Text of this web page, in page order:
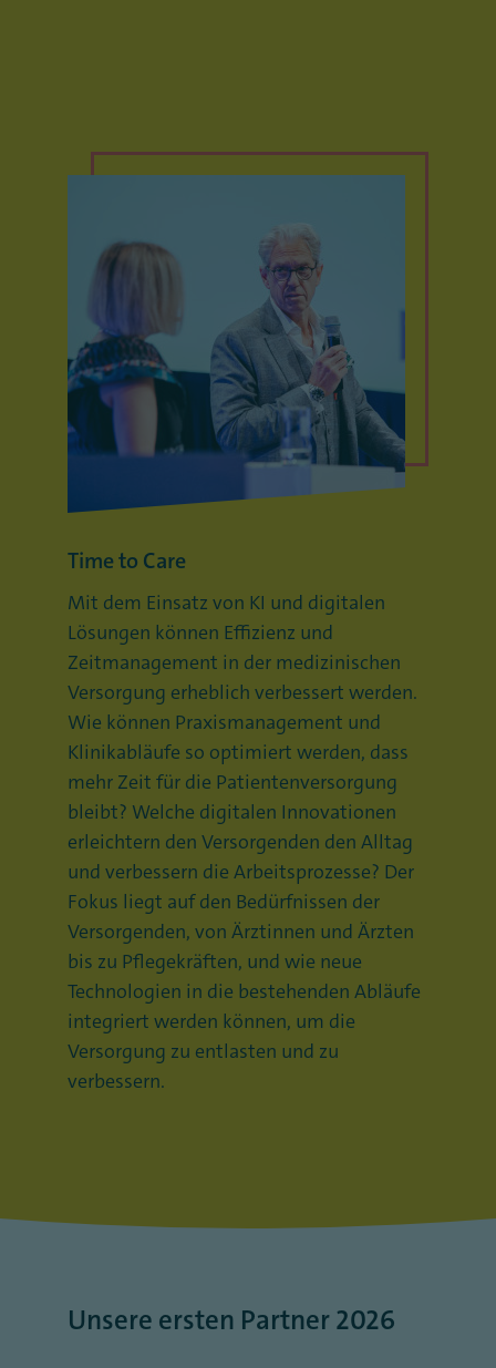
Time to Care
Mit dem Einsatz von KI und digitalen
Lösungen können Effizienz und
Zeitmanagement in der medizinischen
Versorgung erheblich verbessert werden.
Wie können Praxismanagement und
Klinikabläufe so optimiert werden, dass
mehr Zeit für die Patientenversorgung
bleibt? Welche digitalen Innovationen
erleichtern den Versorgenden den Alltag
und verbessern die Arbeitsprozesse? Der
Fokus liegt auf den Bedürfnissen der
Versorgenden, von Ärztinnen und Ärzten
bis zu Pflegekräften, und wie neue
Technologien in die bestehenden Abläufe
integriert werden können, um die
Versorgung zu entlasten und zu
verbessern.
Unsere ersten Partner 2026